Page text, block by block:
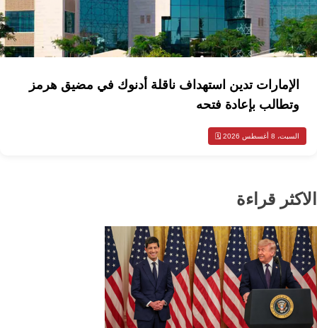
الإمارات تدين استهداف ناقلة أدنوك في مضيق هرمز
وتطالب بإعادة فتحه
السبت، 8 أغسطس 2026 🗓️
الاكثر قراءة